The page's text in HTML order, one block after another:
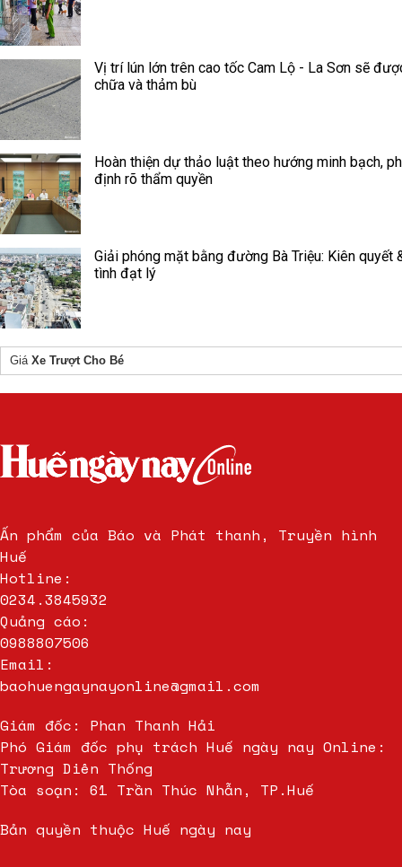
Vị trí lún lớn trên cao tốc Cam Lộ - La Sơn sẽ
chữa và thảm bù
Hoàn thiện dự thảo luật theo hướng minh bạch,
định rõ thẩm quyền
Giải phóng mặt bằng đường Bà Triệu: Kiên quyết
tình đạt lý
Giá Xe Trượt Cho Bé
Ấn phẩm của Báo và Phát thanh, Truyền hình
Huế
Hotline:
0234.3845932
Quảng cáo:
0988807506
Email:
baohuengaynayonline@gmail.com
Giám đốc: Phan Thanh Hải
Phó Giám đốc phụ trách Huế ngày nay Online:
Trương Diên Thống
Tòa soạn: 61 Trần Thúc Nhẫn, TP.Huế
Bản quyền thuộc Huế ngày nay